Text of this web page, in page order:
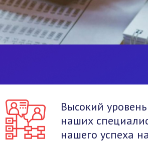
Высокий
наших
нашего успеха